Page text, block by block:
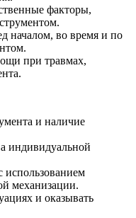
факторы,
началом, во время и по
при травмах,
и наличие
индивидуальной
использованием
механизации.
и оказывать